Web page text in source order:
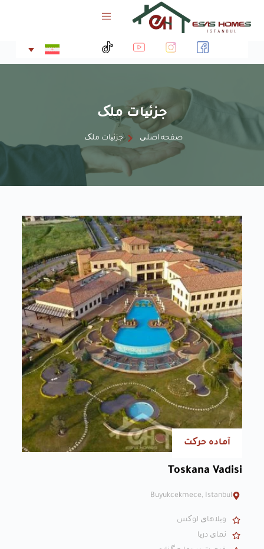
جزئیات ملک
صفحه اصلی جزئیات ملک
آماده حرکت
Toskana Vadisi
Buyukcekmece, Istanbul
ویلاهای لوکس
نمای دریا